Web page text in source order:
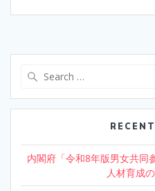
内閣府「令和8年版男女共同
人材育成